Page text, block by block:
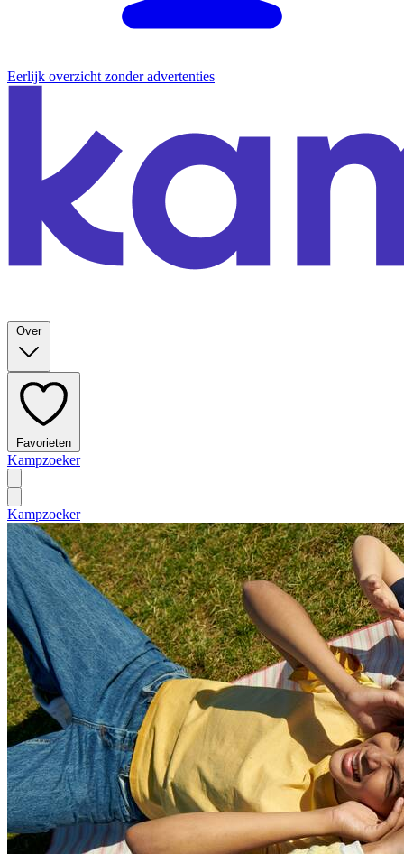
Eerlijk overzicht zonder advertenties
Over
Favorieten
Kampzoeker
Kampzoeker